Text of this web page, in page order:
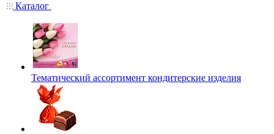
Каталог
Тематический ассортимент кондитерские изделия